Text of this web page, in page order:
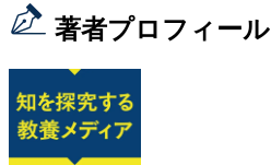
著者プロフィール